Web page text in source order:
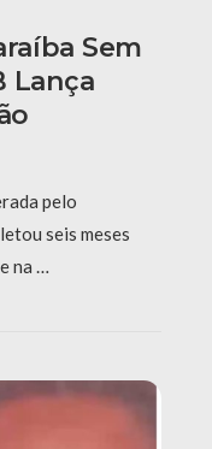
Sem
Lança
pelo
seis meses
na …